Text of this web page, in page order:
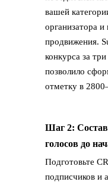
вашей
организатора
продвижения.
конкурса за
позволило
отметку в
Шаг 2:
голосов до
Подготовьте
подписчиков и